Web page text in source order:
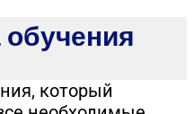
который